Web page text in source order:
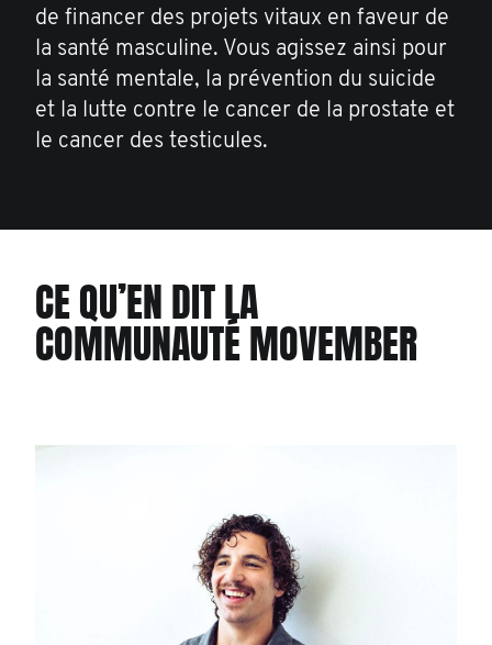
de financer des projets vitaux en faveur de
la santé masculine. Vous agissez ainsi pour
la santé mentale, la prévention du suicide
et la lutte contre le cancer de la prostate et
le cancer des testicules.
CE QU’EN DIT LA
COMMUNAUTÉ MOVEMBER